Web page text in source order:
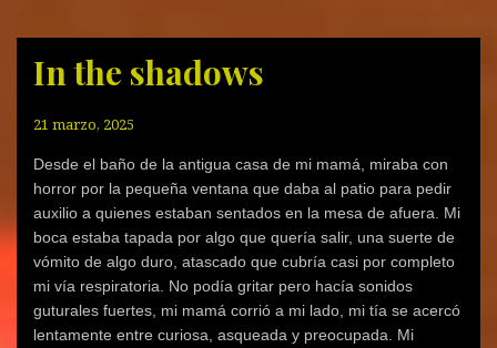
a
a
c
p
a
t
i
r
n
a
c
e
b
o
o
k
(
a
a
c
p
a
t
i
r
n
T
w
t
e
r
(
S
a
r
c
t
i
r
e
n
h
a
t
s
A
p
p
(
r
n
S
S
e
a
r
e
n
u
n
a
v
e
n
a
a
c
t
i
r
n
o
o
g
l
e
+
(
S
a
t
i
r
n
e
l
e
g
r
a
m
(
In the shadows
21 marzo, 2025
Desde el baño de la antigua casa de mi mamá, miraba con
horror por la pequeña ventana que daba al patio para pedir
auxilio a quienes estaban sentados en la mesa de afuera. Mi
boca estaba tapada por algo que quería salir, una suerte de
vómito de algo duro, atascado que cubría casi por completo
mi vía respiratoria. No podía gritar pero hacía sonidos
guturales fuertes, mi mamá corrió a mi lado, mi tía se acercó
lentamente entre curiosa, asqueada y preocupada. Mi